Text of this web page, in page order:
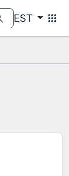
EST apps